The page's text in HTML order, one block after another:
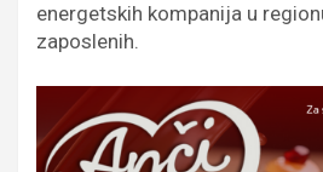
energetskih kompanija u
zaposlenih.